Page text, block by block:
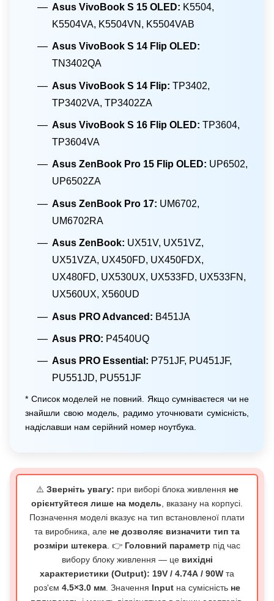
Asus VivoBook S 15 OLED: K5504,
K5504VA, K5504VN, K5504VAB
Asus VivoBook S 14 Flip OLED:
TN3402QA
Asus VivoBook S 14 Flip: TP3402,
TP3402VA, TP3402ZA
Asus VivoBook S 16 Flip OLED: TP3604,
TP3604VA
Asus ZenBook Pro 15 Flip OLED: UP6502,
UP6502ZA
Asus ZenBook Pro 17: UM6702,
UM6702RA
Asus ZenBook: UX51V, UX51VZ,
UX51VZA, UX450FD, UX450FDX,
UX480FD, UX530UX, UX533FD, UX533FN,
UX560UX, X560UD
Asus PRO Advanced: B451JA
Asus PRO: P4540UQ
Asus PRO Essential: P751JF, PU451JF,
PU551JD, PU551JF
* Список моделей не повний. Якщо сумніваєтеся чи не
знайшли свою модель, радимо уточнювати сумісність,
надіславши нам серійний номер ноутбука.
⚠️ Зверніть увагу: при виборі блока живлення не
орієнтуйтеся лише на модель , вказану на корпусі.
Позначення моделі вказує на тип встановленої плати
та виробника, але не дозволяє визначити тип та
розміри штекера . 👉 Головний параметр під час
вибору блоку живлення — це вихідні
характеристики (Output): 19V / 4.74А / 90W та
роз'єм 4.5×3.0 мм . Значення Input на сумісність не